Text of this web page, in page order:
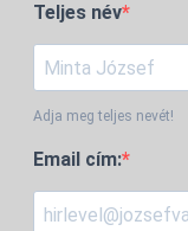
Teljes név
Adja meg teljes nevét!
Email cím: